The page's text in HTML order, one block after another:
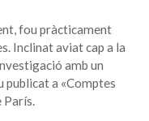
fou pràcticament
Inclinat aviat cap a la
amb un
publicat a «Comptes
París.